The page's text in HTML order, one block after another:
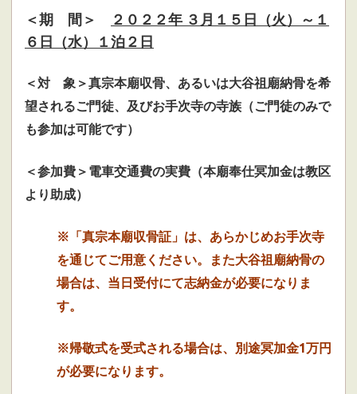
＜期 間＞ ２０２２年 ３ 月１５日（火）～１
６日
（水）１泊２日
＜対 象＞真宗本廟収骨、あるいは大谷祖廟納骨を希
望されるご門徒、及びお手次寺の寺族（ご門徒のみで
も参加は可能です）
＜参加費＞電車交通費の実費（本廟奉仕冥加金は教区
より助成）
※「真宗本廟収骨証」は、あらかじめお手次寺
を通じてご用意ください。また大谷祖廟納骨の
場合は、当日受付にて志納金が必要になりま
す。
※帰敬式を受式される場合は、別途冥加金1万円
が必要になります。